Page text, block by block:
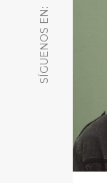
SÍGUENOS EN: